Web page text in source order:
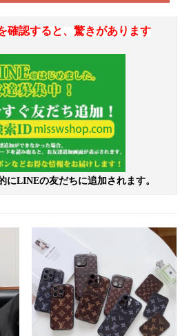
確認すると、驚きがあります
にLINEの友だちに追加されます。